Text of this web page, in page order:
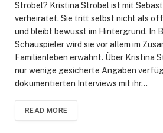
Ströbel? Kristina Ströbel ist mit
verheiratet. Sie tritt selbst nicht als
und bleibt bewusst im Hintergrund. In
Schauspieler wird sie vor allem im
Familienleben erwähnt. Über Kristina
nur wenige gesicherte Angaben
dokumentierten Interviews mit ihr…
READ MORE